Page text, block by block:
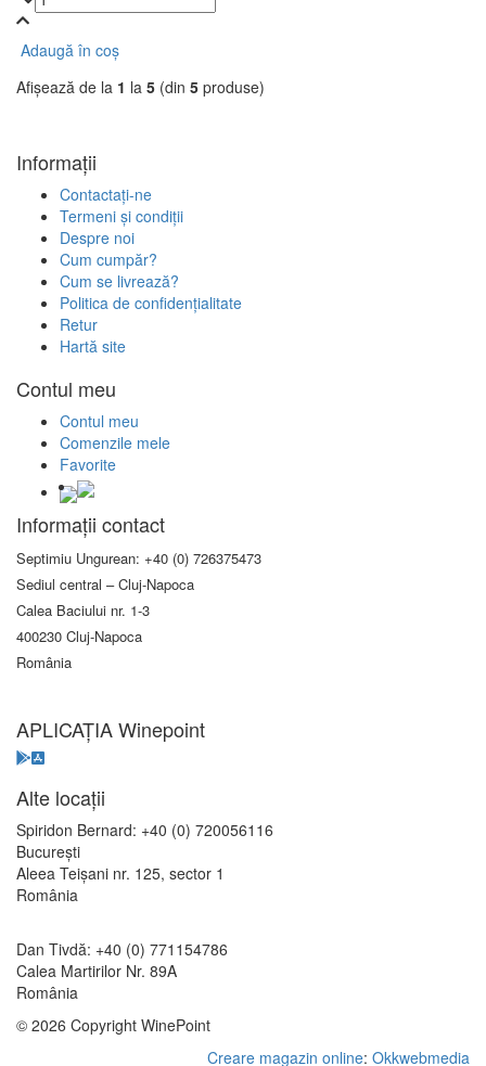
Adaugă în coș
Afișează de la 1 la 5 (din 5 produse)
Informații
Contactați-ne
Termeni și condiții
Despre noi
Cum cumpăr?
Cum se livrează?
Politica de confidenţialitate
Retur
Hartă site
Contul meu
Contul meu
Comenzile mele
Favorite
Informații contact
Septimiu Ungurean: +40 (0) 726375473
Sediul central – Cluj-Napoca
Calea Baciului nr. 1-3
400230 Cluj-Napoca
România
APLICAȚIA Winepoint
Alte locații
Spiridon Bernard: +40 (0) 720056116
București
Aleea Teișani nr. 125, sector 1
România
Dan Tivdă: +40 (0) 771154786
Calea Martirilor Nr. 89A
România
© 2026 Copyright WinePoint
Creare magazin online: Okkwebmedia